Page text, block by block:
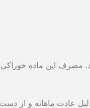
مصرف این ماده خوراکی
دلیل عادت ماهانه و